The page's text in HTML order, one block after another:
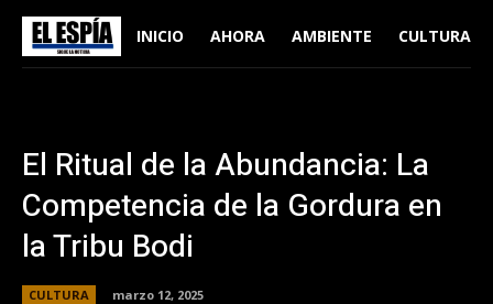
INICIO AHORA AMBIENTE CULTURA
El Ritual de la Abundancia: La
Competencia de la Gordura en
la Tribu Bodi
CULTURA
marzo 12, 2025